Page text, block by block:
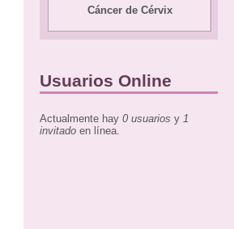
Cáncer de Cérvix
Usuarios Online
Actualmente hay 0 usuarios y 1
invitado en línea.